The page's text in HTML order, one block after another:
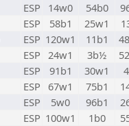
ESP 14w0 54b0
ESP 58b1 25w1
ESP 120w1 11b1
ESP 24w1 3b½
ESP 91b1 30w1
ESP 67w1 75b1
ESP 5w0 96b1
ESP 100w1 1b0